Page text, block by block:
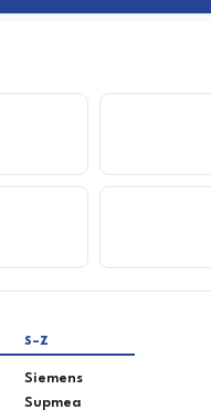
S–Z
Siemens
Supmea